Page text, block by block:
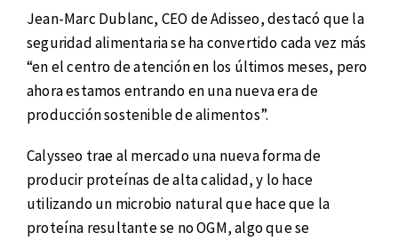
Jean-Marc Dublanc, CEO de Adisseo, destacó que la
seguridad alimentaria se ha convertido cada vez más
“en el centro de atención en los últimos meses, pero
ahora estamos entrando en una nueva era de
producción sostenible de alimentos”.
Calysseo trae al mercado una nueva forma de
producir proteínas de alta calidad, y lo hace
utilizando un microbio natural que hace que la
proteína resultante se no OGM, algo que se